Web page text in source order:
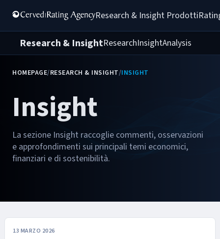
Research & Insight Prodotti
Research & InsightResearchInsightAnalysis
HOMEPAGE/RESEARCH & INSIGHT/INSIGHT
Insight
La sezione Insight raccoglie commenti, osservazioni
e approfondimenti sui principali temi economici,
finanziari e di sostenibilità.
13 MARZO 2026